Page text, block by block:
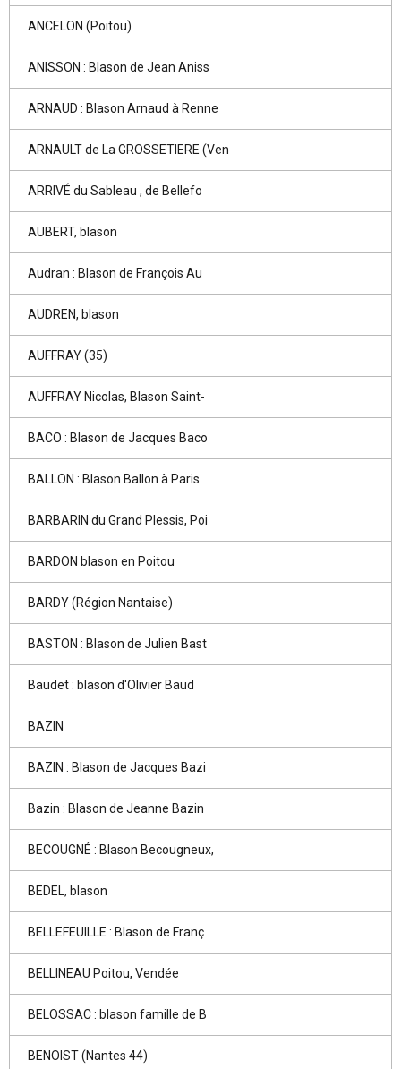
ANCELON (Poitou)
ANISSON : Blason de Jean Aniss
ARNAUD : Blason Arnaud à Renne
ARNAULT de La GROSSETIERE (Ven
ARRIVÉ du Sableau , de Bellefo
AUBERT, blason
Audran : Blason de François Au
AUDREN, blason
AUFFRAY (35)
AUFFRAY Nicolas, Blason Saint-
BACO : Blason de Jacques Baco
BALLON : Blason Ballon à Paris
BARBARIN du Grand Plessis, Poi
BARDON blason en Poitou
BARDY (Région Nantaise)
BASTON : Blason de Julien Bast
Baudet : blason d'Olivier Baud
BAZIN
BAZIN : Blason de Jacques Bazi
Bazin : Blason de Jeanne Bazin
BECOUGNÉ : Blason Becougneux,
BEDEL, blason
BELLEFEUILLE : Blason de Franç
BELLINEAU Poitou, Vendée
BELOSSAC : blason famille de B
BENOIST (Nantes 44)